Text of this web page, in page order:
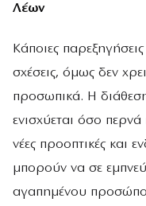
Λέων
Κάποιες
σχέσεις, όμως δεν
προσωπικά. Η
ενισχύεται όσο
νέες προοπτικές και
μπορούν να σε
αγαπημένου